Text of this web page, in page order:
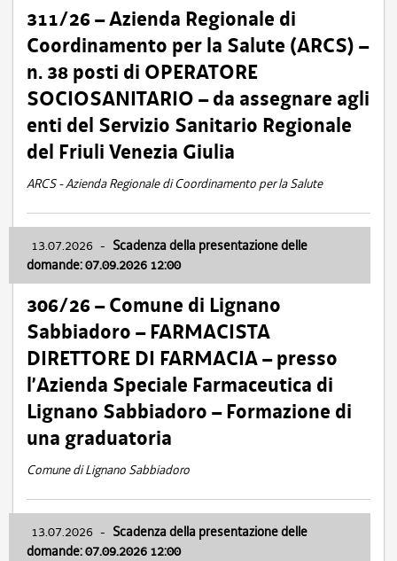
311/26 – Azienda Regionale di
Coordinamento per la Salute (ARCS) –
n. 38 posti di OPERATORE
SOCIOSANITARIO – da assegnare agli
enti del Servizio Sanitario Regionale
del Friuli Venezia Giulia
ARCS - Azienda Regionale di Coordinamento per la Salute
13.07.2026 - Scadenza della presentazione delle
domande: 07.09.2026 12:00
306/26 – Comune di Lignano
Sabbiadoro – FARMACISTA
DIRETTORE DI FARMACIA – presso
l’Azienda Speciale Farmaceutica di
Lignano Sabbiadoro – Formazione di
una graduatoria
Comune di Lignano Sabbiadoro
13.07.2026 - Scadenza della presentazione delle
domande: 07.09.2026 12:00